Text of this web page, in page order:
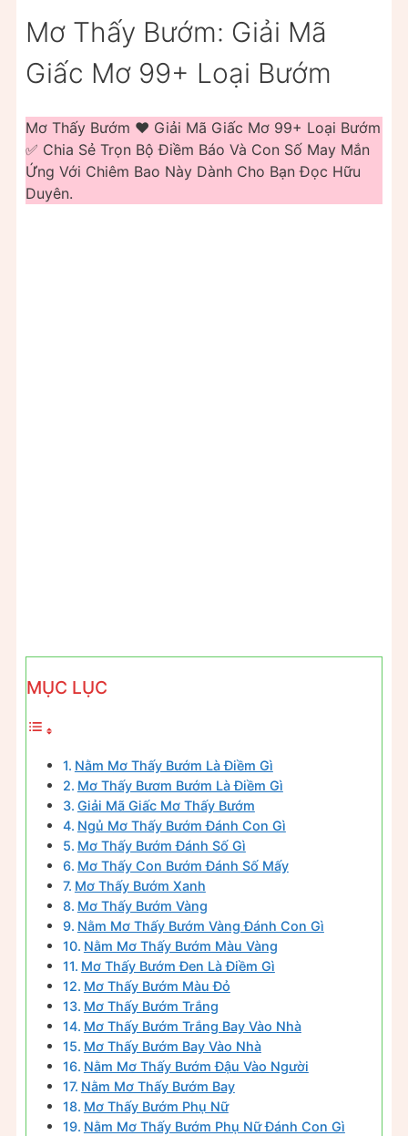
Mơ Thấy Bướm: Giải Mã
Giấc Mơ 99+ Loại Bướm
Mơ Thấy Bướm ❤️️ Giải Mã Giấc Mơ 99+ Loại Bướm
✅ Chia Sẻ Trọn Bộ Điềm Báo Và Con Số May Mắn
Ứng Với Chiêm Bao Này Dành Cho Bạn Đọc Hữu
Duyên.
MỤC LỤC
Nằm Mơ Thấy Bướm Là Điềm Gì
Mơ Thấy Bươm Bướm Là Điềm Gì
Giải Mã Giấc Mơ Thấy Bướm
Ngủ Mơ Thấy Bướm Đánh Con Gì
Mơ Thấy Bướm Đánh Số Gì
Mơ Thấy Con Bướm Đánh Số Mấy
Mơ Thấy Bướm Xanh
Mơ Thấy Bướm Vàng
Nằm Mơ Thấy Bướm Vàng Đánh Con Gì
Nằm Mơ Thấy Bướm Màu Vàng
Mơ Thấy Bướm Đen Là Điềm Gì
Mơ Thấy Bướm Màu Đỏ
Mơ Thấy Bướm Trắng
Mơ Thấy Bướm Trắng Bay Vào Nhà
Mơ Thấy Bướm Bay Vào Nhà
Nằm Mơ Thấy Bướm Đậu Vào Người
Nằm Mơ Thấy Bướm Bay
Mơ Thấy Bướm Phụ Nữ
Nằm Mơ Thấy Bướm Phụ Nữ Đánh Con Gì